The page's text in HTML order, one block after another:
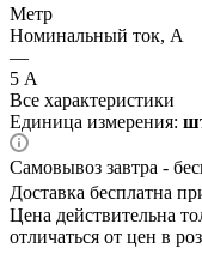
Метр
Номинальный ток, А
—
5 А
Все характеристики
Единица измерения:
Самовывоз завтра -
Доставка бесплатна
Цена действительна
отличаться от цен в